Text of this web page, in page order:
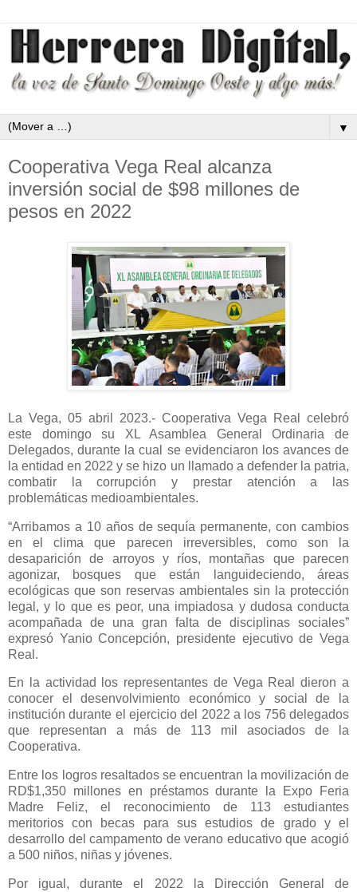
▼
Cooperativa Vega Real alcanza
inversión social de $98 millones de
pesos en 2022
La Vega, 05 abril 2023.- Cooperativa Vega Real celebró
este domingo su XL Asamblea General Ordinaria de
Delegados, durante la cual se evidenciaron los avances de
la entidad en 2022 y se hizo un llamado a defender la patria,
combatir la corrupción y prestar atención a las
problemáticas medioambientales.
“Arribamos a 10 años de sequía permanente, con cambios
en el clima que parecen irreversibles, como son la
desaparición de arroyos y ríos, montañas que parecen
agonizar, bosques que están languideciendo, áreas
ecológicas que son reservas ambientales sin la protección
legal, y lo que es peor, una impiadosa y dudosa conducta
acompañada de una gran falta de disciplinas sociales”
expresó Yanio Concepción, presidente ejecutivo de Vega
Real.
En la actividad los representantes de Vega Real dieron a
conocer el desenvolvimiento económico y social de la
institución durante el ejercicio del 2022 a los 756 delegados
que representan a más de 113 mil asociados de la
Cooperativa.
Entre los logros resaltados se encuentran la movilización de
RD$1,350 millones en préstamos durante la Expo Feria
Madre Feliz, el reconocimiento de 113 estudiantes
meritorios con becas para sus estudios de grado y el
desarrollo del campamento de verano educativo que acogió
a 500 niños, niñas y jóvenes.
Por igual, durante el 2022 la Dirección General de